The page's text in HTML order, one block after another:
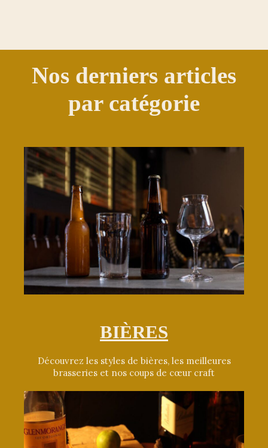
Nos derniers articles
par catégorie
BIÈRES
Découvrez les styles de bières, les meilleures
brasseries et nos coups de cœur craft